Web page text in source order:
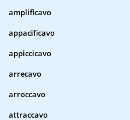
amplificavo
appacificavo
appiccicavo
arrecavo
arroccavo
attraccavo